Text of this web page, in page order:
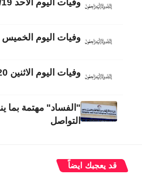
وفيات اليوم الأحد 2026/7/19
وفيات اليوم الخميس 2026/7/23
وفيات اليوم الاثنين 2026/7/20
"الفساد" مهتمة بما
التواصل
قد يعجبك ايضاً